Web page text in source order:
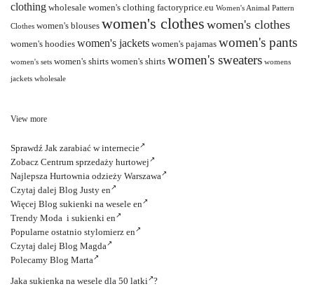
clothing wholesale women's clothing factoryprice.eu Women's Animal Pattern
Clothes women's blouses women's clothes women's clothes
women's hoodies women's jackets women's pajamas women's pants
women's sets women's shirts women's shirts women's sweaters womens
jackets wholesale
View more
Sprawdź Jak zarabiać w internecie
Zobacz Centrum sprzedaży hurtowej
Najlepsza Hurtownia odzieży Warszawa
Czytaj dalej Blog Justy en
Więcej Blog sukienki na wesele en
Trendy Moda i sukienki en
Popularne ostatnio stylomierz en
Czytaj dalej Blog Magda
Polecamy Blog Marta
Jaka sukienka na wesele dla 50 latki ?